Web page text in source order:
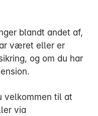
blandt andet af,
været eller er
og om du har
velkommen til at
via
for hjælp